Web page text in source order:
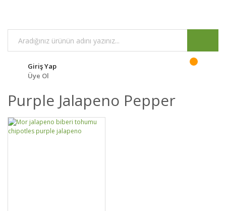
Giriş Yap
Üye Ol
Purple Jalapeno Pepper